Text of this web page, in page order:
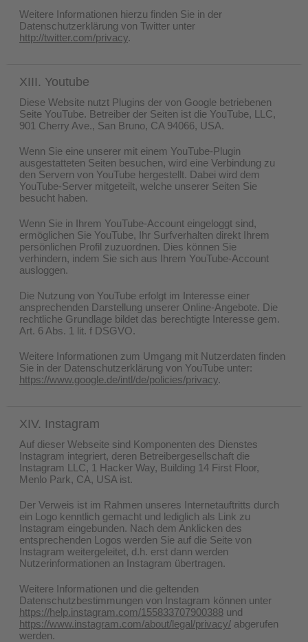
Weitere Informationen hierzu finden Sie in der
Datenschutzerklärung von Twitter unter
http://twitter.com/privacy.
XIII. Youtube
Diese Website nutzt Plugins der von Google betriebenen
Seite YouTube. Betreiber der Seiten ist die YouTube, LLC,
901 Cherry Ave., San Bruno, CA 94066, USA.
Wenn Sie eine unserer mit einem YouTube-Plugin
ausgestatteten Seiten besuchen, wird eine Verbindung zu
den Servern von YouTube hergestellt. Dabei wird dem
YouTube-Server mitgeteilt, welche unserer Seiten Sie
besucht haben.
Wenn Sie in Ihrem YouTube-Account eingeloggt sind,
ermöglichen Sie YouTube, Ihr Surfverhalten direkt Ihrem
persönlichen Profil zuzuordnen. Dies können Sie
verhindern, indem Sie sich aus Ihrem YouTube-Account
ausloggen.
Die Nutzung von YouTube erfolgt im Interesse einer
ansprechenden Darstellung unserer Online-Angebote. Die
rechtliche Grundlage bildet das berechtigte Interesse gem.
Art. 6 Abs. 1 lit. f DSGVO.
Weitere Informationen zum Umgang mit Nutzerdaten finden
Sie in der Datenschutzerklärung von YouTube unter:
https://www.google.de/intl/de/policies/privacy.
XIV. Instagram
Auf dieser Webseite sind Komponenten des Dienstes
Instagram integriert, deren Betreibergesellschaft die
Instagram LLC, 1 Hacker Way, Building 14 First Floor,
Menlo Park, CA, USA ist.
Der Verweis ist im Rahmen unseres Internetauftritts durch
ein Logo kenntlich gemacht und lediglich als Link zu
Instagram eingebunden. Nach dem Anklicken des
entsprechenden Logos werden Sie auf die Seite von
Instagram weitergeleitet, d.h. erst dann werden
Nutzerinformationen an Instagram übertragen.
Weitere Informationen und die geltenden
Datenschutzbestimmungen von Instagram können unter
https://help.instagram.com/155833707900388 und
https://www.instagram.com/about/legal/privacy/ abgerufen
werden.